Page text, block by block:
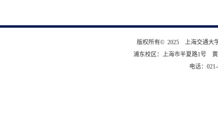
版权所有© 2025 上海交通大
浦东校区：上海市半夏路1号
电话：